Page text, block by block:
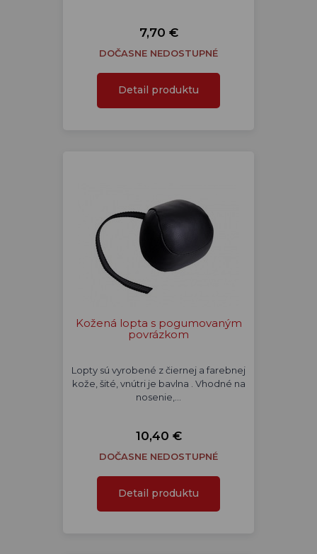
7,70 €
DOČASNE NEDOSTUPNÉ
Detail produktu
Kožená lopta s pogumovaným
povrázkom
Lopty sú vyrobené z čiernej a farebnej
kože, šité, vnútri je bavlna . Vhodné na
nosenie,…
10,40 €
DOČASNE NEDOSTUPNÉ
Detail produktu